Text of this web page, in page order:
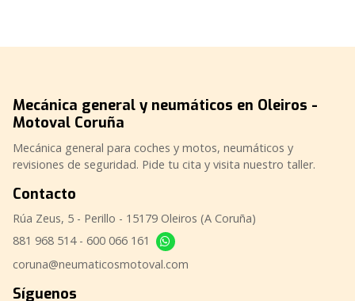
Mecánica general y neumáticos en Oleiros -
Motoval Coruña
Mecánica general para coches y motos, neumáticos y
revisiones de seguridad. Pide tu cita y visita nuestro taller.
Contacto
Rúa Zeus, 5 - Perillo - 15179 Oleiros (A Coruña)
881 968 514 - 600 066 161
coruna@neumaticosmotoval.com
Síguenos